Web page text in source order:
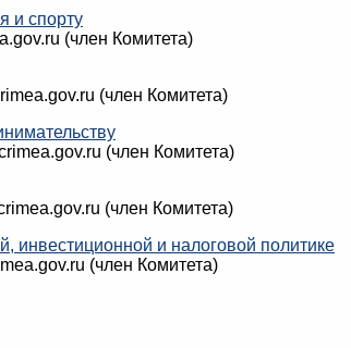
и спорту
(член Комитета)
(член Комитета)
(член Комитета)
(член Комитета)
инвестиционной и налоговой политике
(член Комитета)